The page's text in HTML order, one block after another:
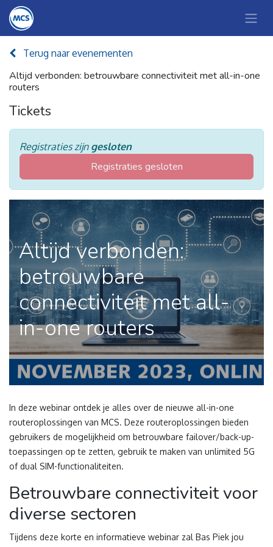
Terug naar evenementen
Altijd verbonden: betrouwbare connectiviteit met all-in-one
routers
Tickets
Registraties zijn gesloten
Registraties gesloten
Altijd verbonden:
betrouwbare
connectiviteit met all-
in-one routers
In deze webinar ontdek je alles over de nieuwe all-in-one
routeroplossingen van MCS. Deze routeroplossingen bieden
gebruikers de mogelijkheid om betrouwbare failover/back-up-
toepassingen op te zetten, gebruik te maken van unlimited 5G
ofdual SIM-functionaliteiten.
Betrouwbare connectiviteit voor
diverse sectoren
Tijdens deze korte en informatieve webinar zal Bas Piek jou